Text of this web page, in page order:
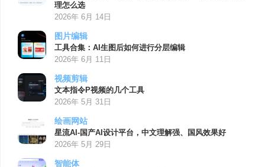
理怎么选
2026年 6月 14日
图片编辑
工具合集：AI生图后如何进行分层编辑
2026年 6月 11日
视频剪辑
文本指令P视频的几个工具
2026年 5月 31日
绘画网站
星流AI-国产AI设计平台，中文理解强、国风效果好
2026年 5月 29日
智能体